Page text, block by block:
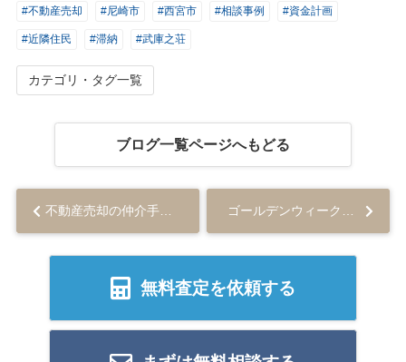
#不動産売却 #尼崎市 #西宮市 #相談事例 #資金計画
#近隣住民 #滞納 #武庫之荘
カテゴリ・タグ一覧
ブログ一覧ページへもどる
不動産売却の仲介手数料に消費税は必要？勘定科目や計算方法を解説... ゴールデンウィーク休業のお知らせ...
無料査定を依頼する